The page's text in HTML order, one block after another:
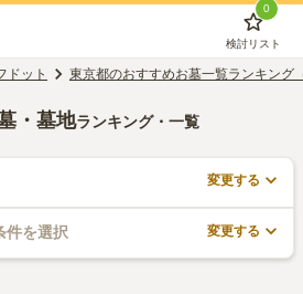
0
検討リスト
ドット 東京都のおすすめお墓一覧ランキング
・墓地ランキング・一覧
変更する
件を選択 変更する